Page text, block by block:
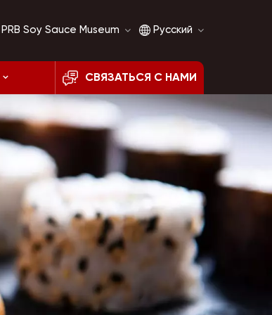
PRB Soy Sauce Museum
История соевого
соуса
Сравнение соевого
Русский
English
français
العربية
СВЯЗАТЬСЯ С НАМИ